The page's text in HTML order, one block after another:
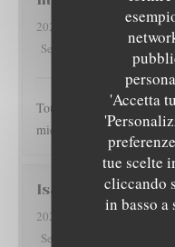
'Accetta
tue scelte
cliccando
in basso
2026-08-01
- 20:00 - Ospiti
Servizio
Atmosfera:
Toujours très bien servi et
mieux sur Grenoble
Isabelle G
2026-08-01
Servizio